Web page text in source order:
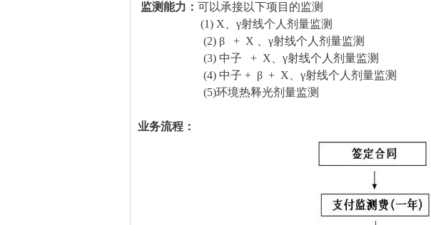
监测能力： 可以承接以下项目的监测
(1) X、γ射线个人剂量监测
(2) β + X 、γ射线个人剂量监测
(3) 中子 + X、γ射线个人剂量监测
(4) 中子 + β + X、γ射线个人剂量监测
(5)环境热释光剂量监测
业务流程：